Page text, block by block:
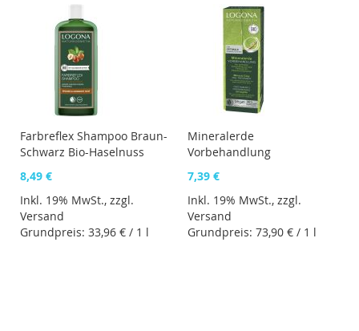
Farbreflex Shampoo Braun-
Schwarz Bio-Haselnuss
8,49 €
Inkl. 19% MwSt., zzgl.
Versand
Grundpreis: 33,96 € / 1 l
Mineralerde
Vorbehandlung
7,39 €
Inkl. 19% MwSt., zzgl.
Versand
Grundpreis: 73,90 € / 1 l